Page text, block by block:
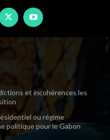
et incohérences les
ou régime
politique pour le Gabon